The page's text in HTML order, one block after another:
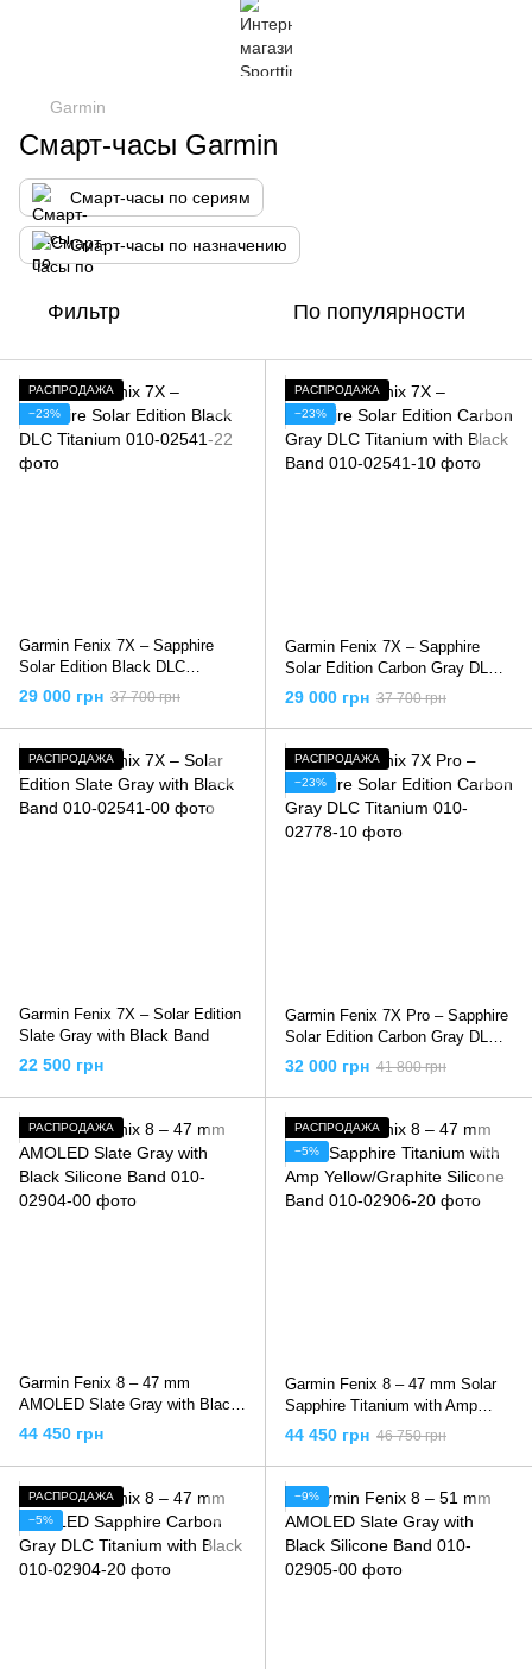
Garmin
Смарт-часы Garmin
Смарт-часы по сериям
Смарт-часы по назначению
Фильтр По популярности
РАСПРОДАЖА
−23%
Garmin Fenix 7X – Sapphire
Solar Edition Black DLC
Titanium
29 000 грн 37 700 грн
РАСПРОДАЖА
−23%
Garmin Fenix 7X – Sapphire
Solar Edition Carbon Gray DLC
Titanium with Black Band
29 000 грн 37 700 грн
РАСПРОДАЖА
Garmin Fenix 7X – Solar Edition
Slate Gray with Black Band
22 500 грн
РАСПРОДАЖА
−23%
Garmin Fenix 7X Pro – Sapphire
Solar Edition Carbon Gray DLC
Titanium
32 000 грн 41 800 грн
РАСПРОДАЖА
Garmin Fenix 8 – 47 mm
AMOLED Slate Gray with Black
Silicone Band
44 450 грн
РАСПРОДАЖА
−5%
Garmin Fenix 8 – 47 mm Solar
Sapphire Titanium with Amp
Yellow/Graphite Silicone Band
44 450 грн 46 750 грн
РАСПРОДАЖА
−5%
−9%